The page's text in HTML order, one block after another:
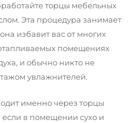
торцы мебельных
Эта процедура занимает
избавит вас от многих
помещениях
и обычно никто не
увлажнителей.
именно через торцы
если в помещении сухо и